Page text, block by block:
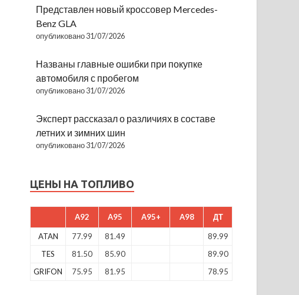
Представлен новый кроссовер Mercedes-
Benz GLA
опубликовано 31/07/2026
Названы главные ошибки при покупке
автомобиля с пробегом
опубликовано 31/07/2026
Эксперт рассказал о различиях в составе
летних и зимних шин
опубликовано 31/07/2026
ЦЕНЫ НА ТОПЛИВО
A92 A95 A95+ A98 ДТ
ATAN 77.99 81.49
89.99
TES
81.50 85.90
89.90
GRIFON
75.95 81.95 78.95